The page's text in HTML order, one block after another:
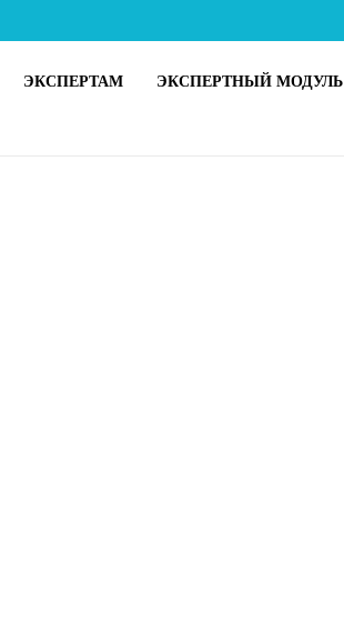
ЭКСПЕРТАМ ЭКСПЕРТНЫЙ МОДУЛЬ